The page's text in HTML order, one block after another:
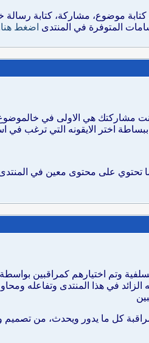
كتابة موضوع، مشاركة، كتابة
المتوفرة في المنتدى اضغط هنا
مشاركتك هي الاولى في خالموضوع
اختر الايقونه التي ترغب
على محتوى معين في المنتدى.
وتم اختيارهم كمراقبين
في هذا المنتدى وتفاعله
كل ما يدور ويحدث، من تصميم